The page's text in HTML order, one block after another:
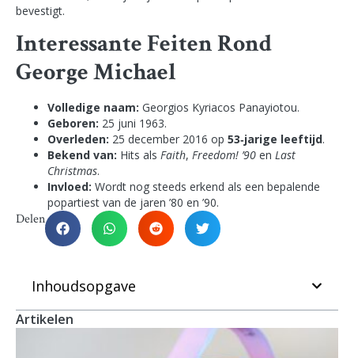
bevestigt.
Interessante Feiten Rond
George Michael
Volledige naam: Georgios Kyriacos Panayiotou.
Geboren: 25 juni 1963.
Overleden: 25 december 2016 op 53‑jarige leeftijd.
Bekend van: Hits als Faith, Freedom! ’90 en Last
Christmas.
Invloed: Wordt nog steeds erkend als een bepalende
popartiest van de jaren ’80 en ’90.
Delen
Inhoudsopgave
Artikelen